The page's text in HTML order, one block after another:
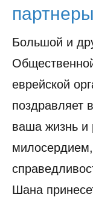
Большой и
еврейской
поздравляет
ваша жизнь и
Шана